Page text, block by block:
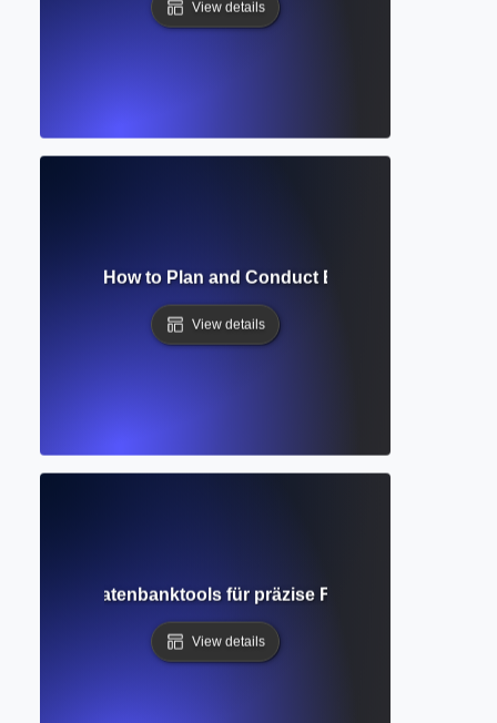
View details
Strategy? How to Plan and Conduct Efficient Database
View details
Suche? Datenbanktools für präzise
View details